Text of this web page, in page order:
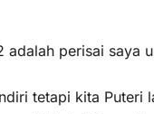
adalah perisai saya
tetapi kita